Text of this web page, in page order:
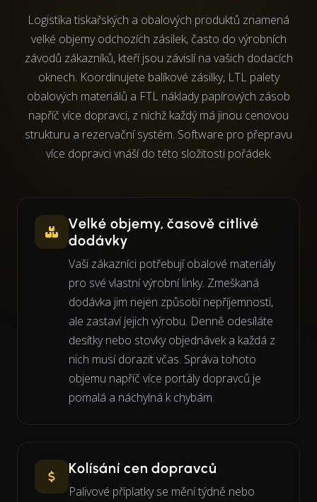
Logistika tiskařských a obalových produktů znamená
velké objemy odchozích zásilek, často do výrobních
závodů zákazníků, kteří jsou závislí na vašich dodacích
oknech. Koordinujete balíkové zásilky, LTL palety
obalových materiálů a FTL náklady papírových zásob
napříč více dopravci, z nichž každý má jinou cenovou
strukturu a rezervační systém. Software pro přepravu
více dopravci vnáší do této složitosti pořádek.
Velké objemy, časově citlivé
dodávky
Vaši zákazníci potřebují obalové materiály
pro své vlastní výrobní linky. Zmeškaná
dodávka jim nejen způsobí nepříjemnosti,
ale zastaví jejich výrobu. Denně odesíláte
desítky nebo stovky objednávek a každá z
nich musí dorazit včas. Správa tohoto
objemu napříč více portály dopravců je
pomalá a náchylná k chybám.
Kolísání cen dopravců
Palivové příplatky se mění týdně nebo